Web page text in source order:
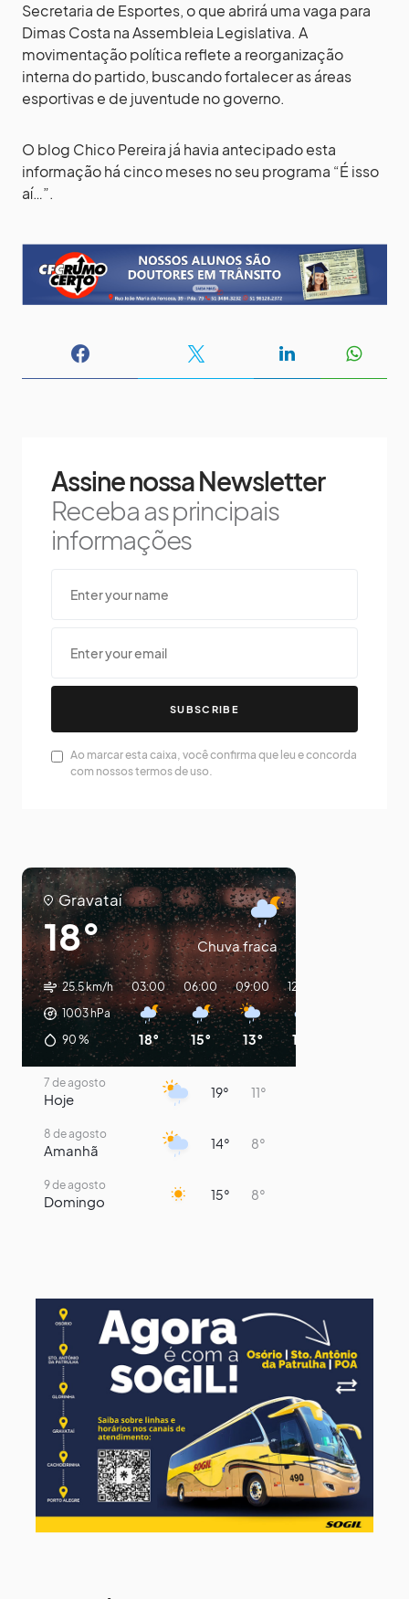
Secretaria de Esportes, o que abrirá uma vaga para
Dimas Costa na Assembleia Legislativa. A
movimentação política reflete a reorganização
interna do partido, buscando fortalecer as áreas
esportivas e de juventude no governo.
O blog Chico Pereira já havia antecipado esta
informação há cinco meses no seu programa “É isso
aí…”.
Assine nossa Newsletter
Receba as principais
informações
SUBSCRIBE
Ao marcar esta caixa, você confirma que leu e concorda
com nossos termos de uso.
Gravataí
18° Chuva fraca
25.5 km/h
1003hPa
90 %
03:00
18°
06:00
15°
09:00
13°
12:00
14°
7 de agosto
Hoje 19° 11°
8 de agosto
Amanhã 14° 8°
9 de agosto
Domingo 15° 8°
Terça-Feira 16° 9°
12 de agosto
Quarta-Feira 13° 12°
13 de agosto
Quinta-Feira 13° 13°